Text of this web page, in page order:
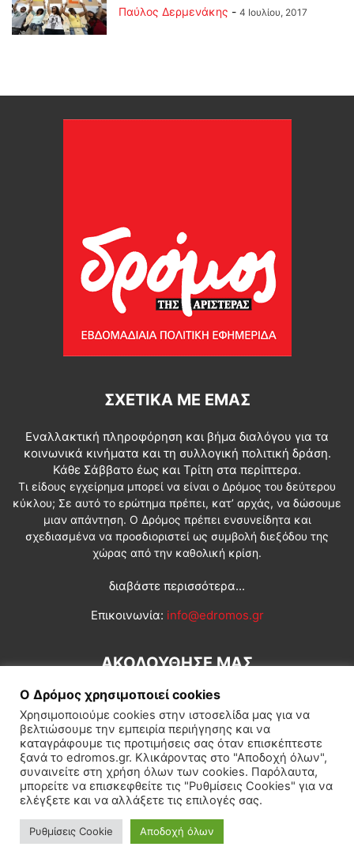
Παύλος Δερμενάκης - 4 Ιουλίου, 2017
ΣΧΕΤΙΚΆ ΜΕ ΕΜΆΣ
Εναλλακτική πληροφόρηση και βήμα διαλόγου για τα
κοινωνικά κινήματα και τη συλλογική πολιτική δράση.
Κάθε Σάββατο έως και Τρίτη στα περίπτερα.
Τι είδους εγχείρημα μπορεί να είναι ο Δρόμος του δεύτερου
κύκλου; Σε αυτό το ερώτημα πρέπει, κατ’ αρχάς, να δώσουμε
μιαν απάντηση. Ο Δρόμος πρέπει ενσυνείδητα και
σχεδιασμένα να προσδιοριστεί ως συμβολή διεξόδου της
χώρας από την καθολική κρίση.
διαβάστε περισσότερα...
Επικοινωνία: info@edromos.gr
ΑΚΟΛΟΥΘΗΣΕ ΜΑΣ
Εγγραφή συνδρομητή Πολιτική Διεθνή Κοινωνία
Πολιτισμός Αφιερώματα
© Δρόμος της Αριστεράς
Ο Δρόμος χρησιμοποιεί cookies
Χρησιμοποιούμε cookies στην ιστοσελίδα μας για να
βελτιώσουμε την εμπειρία περιήγησης και να
καταγράφουμε τις προτιμήσεις σας όταν επισκέπτεστε
ξανά το edromos.gr. Κλικάροντας στο "Αποδοχή όλων",
συναινείτε στη χρήση όλων των cookies. Παρόλαυτα,
μπορείτε να επισκεφθείτε τις "Ρυθμίσεις Cookies" για να
ελέγξετε και να αλλάξετε τις επιλογές σας.
Ρυθμίσεις Cookie Αποδοχή όλων